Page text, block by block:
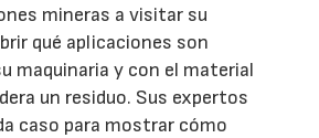
mineras a visitar su
qué aplicaciones son
maquinaria y con el material
un residuo. Sus expertos
caso para mostrar cómo